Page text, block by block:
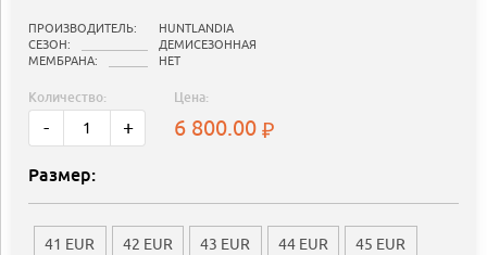
ПРОИЗВОДИТЕЛЬ:
HUNTLANDIA
СЕЗОН:
ДЕМИСЕЗОННАЯ
МЕМБРАНА:
НЕТ
Количество:
- +
Цена:
6 800.00
Размер:
41 EUR 42 EUR 43 EUR 44 EUR 45 EUR